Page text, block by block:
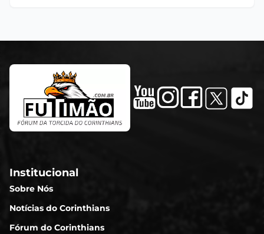
Institucional
Sobre Nós
Notícias do Corinthians
Fórum do Corinthians